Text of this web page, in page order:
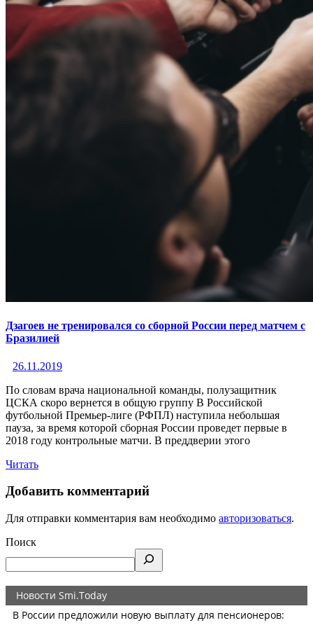
Дзагоев не тренировался со сборной России перед матчем с
Бразилией
26.11.2019
По словам врача национальной команды, полузащитник
ЦСКА скоро вернется в общую группу В Российской
футбольной Премьер-лиге (РФПЛ) наступила небольшая
пауза, за время которой сборная России проведет первые в
2018 году контрольные матчи. В преддверии этого
Читать
Добавить комментарий
Для отправки комментария вам необходимо авторизоваться.
Поиск